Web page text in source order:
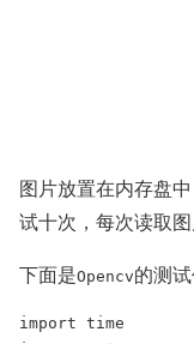
图片放置在内存盘
试十次，每次读取图
下面是Opencv的测
import time